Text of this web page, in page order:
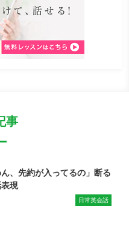
事
、先約が入ってるの」断る
現
日常英会話